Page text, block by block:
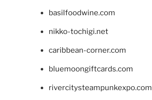
basilfoodwine.com
nikko-tochigi.net
caribbean-corner.com
bluemoongiftcards.com
rivercitysteampunkexpo.com